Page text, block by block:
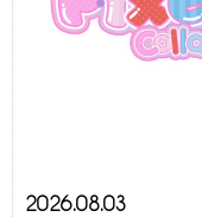
2026.08.03